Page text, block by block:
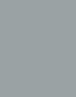
oder